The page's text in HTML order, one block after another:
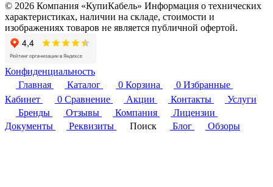
© 2026 Компания «КупиКабель» Информация о технических
характеристиках, наличии на складе, стоимости и
изображениях товаров не является публичной офертой.
Конфиденциальность
Главная
Каталог 0 Корзина 0 Избранные
Кабинет
0 Сравнение Акции Контакты
Услуги
Бренды
Отзывы Компания
Лицензии
Документы
Реквизиты Поиск Блог Обзоры